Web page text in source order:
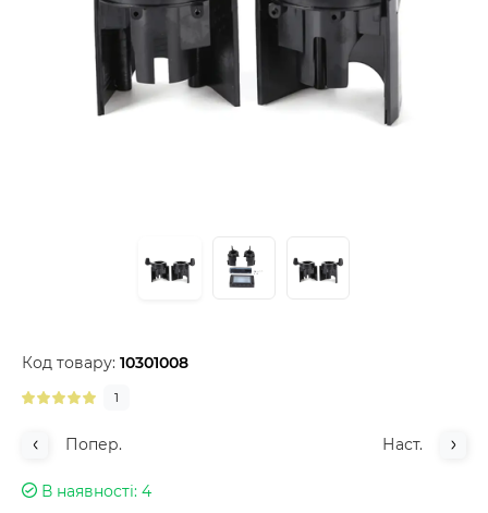
Код товару: 10301008
1
Попер. Наст.
В наявності 4